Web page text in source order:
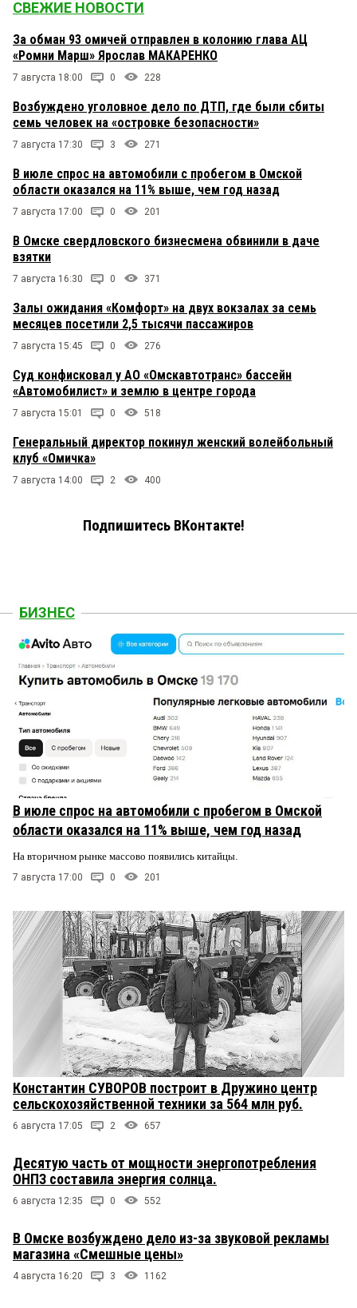
СВЕЖИЕ НОВОСТИ
За обман 93 омичей отправлен в колонию глава АЦ
«Ромни Марш» Ярослав МАКАРЕНКО
7 августа 18:00 0 228
Возбуждено уголовное дело по ДТП, где были сбиты
семь человек на «островке безопасности»
7 августа 17:30 3 271
В июле спрос на автомобили с пробегом в Омской
области оказался на 11% выше, чем год назад
7 августа 17:00 0 201
В Омске свердловского бизнесмена обвинили в даче
взятки
7 августа 16:30 0 371
Залы ожидания «Комфорт» на двух вокзалах за семь
месяцев посетили 2,5 тысячи пассажиров
7 августа 15:45 0 276
Суд конфисковал у АО «Омскавтотранс» бассейн
«Автомобилист» и землю в центре города
7 августа 15:01 0 518
Генеральный директор покинул женский волейбольный
клуб «Омичка»
7 августа 14:00 2 400
Подпишитесь ВКонтакте!
БИЗНЕС
В июле спрос на автомобили с пробегом в Омской
области оказался на 11% выше, чем год назад
На вторичном рынке массово появились китайцы.
7 августа 17:00 0 201
Константин СУВОРОВ построит в Дружино центр
сельскохозяйственной техники за 564 млн руб.
6 августа 17:05 2 657
Десятую часть от мощности энергопотребления
ОНПЗ составила энергия солнца.
6 августа 12:35 0 552
В Омске возбуждено дело из-за звуковой рекламы
магазина «Смешные цены»
4 августа 16:20 3 1162